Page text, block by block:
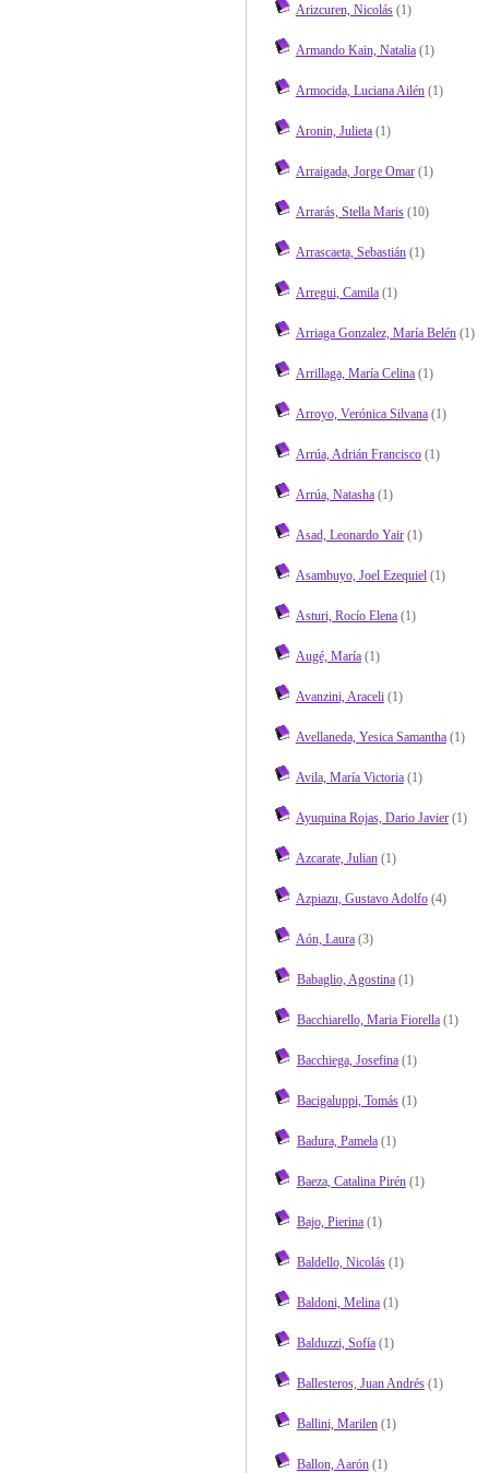
Arizcuren, Nicolás(1)
Armando Kain, Natalia(1)
Armocida, Luciana Ailén(1)
Aronin, Julieta(1)
Arraigada, Jorge Omar(1)
Arrarás, Stella Maris(10)
Arrascaeta, Sebastián(1)
Arregui, Camila(1)
Arriaga Gonzalez, María Belén(1)
Arrillaga, María Celina(1)
Arroyo, Verónica Silvana(1)
Arrúa, Adrián Francisco(1)
Arrúa, Natasha(1)
Asad, Leonardo Yair(1)
Asambuyo, Joel Ezequiel(1)
Asturi, Rocío Elena(1)
Augé, María(1)
Avanzini, Araceli(1)
Avellaneda, Yesica Samantha(1)
Avila, María Victoria(1)
Ayuquina Rojas, Dario Javier(1)
Azcarate, Julian(1)
Azpiazu, Gustavo Adolfo(4)
Aón, Laura(3)
Babaglio, Agostina(1)
Bacchiarello, Maria Fiorella(1)
Bacchiega, Josefina(1)
Bacigaluppi, Tomás(1)
Badura, Pamela(1)
Baeza, Catalina Pirén(1)
Bajo, Pierina(1)
Baldello, Nicolás(1)
Baldoni, Melina(1)
Balduzzi, Sofía(1)
Ballesteros, Juan Andrés(1)
Ballini, Marilen(1)
Ballon, Aarón(1)